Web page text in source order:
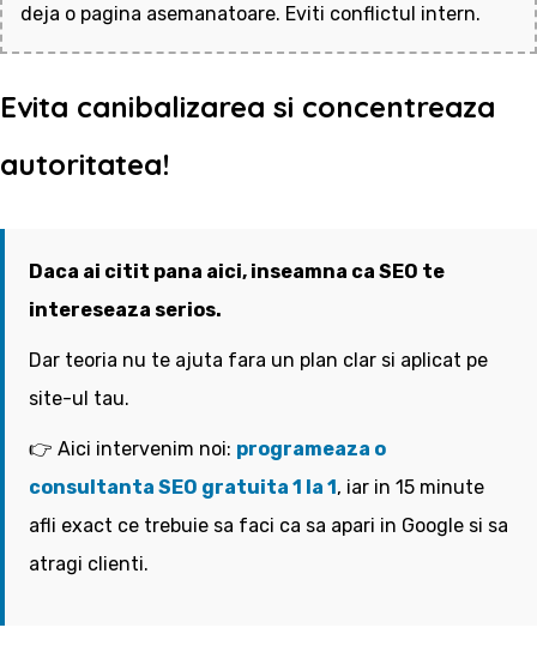
deja o pagina asemanatoare. Eviti conflictul intern.
Evita canibalizarea si concentreaza
autoritatea!
Daca ai citit pana aici, inseamna ca SEO te
intereseaza serios.
Dar teoria nu te ajuta fara un plan clar si aplicat pe
site-ul tau.
👉 Aici intervenim noi: programeaza o
consultanta SEO gratuita 1 la 1, iar in 15 minute
afli exact ce trebuie sa faci ca sa apari in Google si sa
atragi clienti.